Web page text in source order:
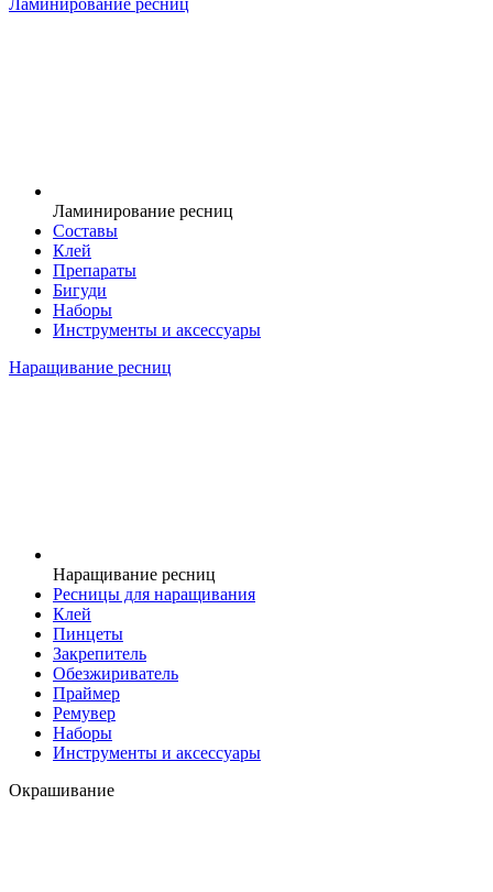
Ламинирование ресниц
Ламинирование ресниц
Составы
Клей
Препараты
Бигуди
Наборы
Инструменты и аксессуары
Наращивание ресниц
Наращивание ресниц
Ресницы для наращивания
Клей
Пинцеты
Закрепитель
Обезжириватель
Праймер
Ремувер
Наборы
Инструменты и аксессуары
Окрашивание